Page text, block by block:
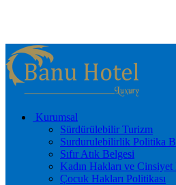
Kurumsal
Sürdürülebilir Turizm
Surdurulebilirlik Politika
Sıfır Atık Belgesi
Kadın Hakları ve
Çocuk Hakları Politikası